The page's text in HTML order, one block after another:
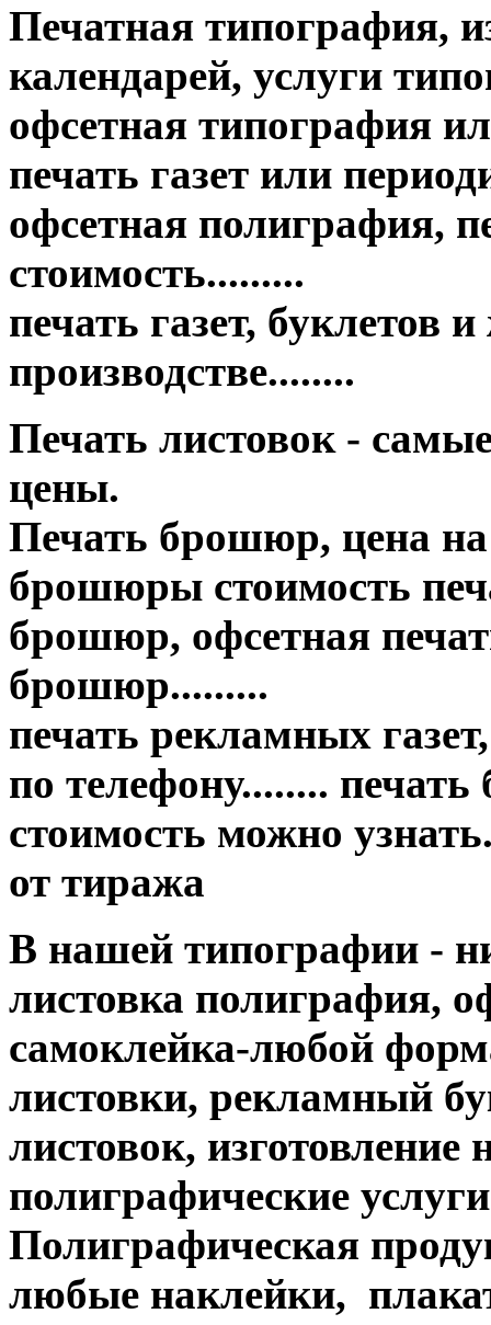
Печатная типография,
календарей, услуги
офсетная типография
печать газет или
офсетная полиграфия,
стоимость.........
печать газет, буклетов
производстве........
Печать листовок -
цены.
Печать брошюр, цена
брошюры стоимость
брошюр, офсетная
брошюр.........
печать рекламных
по телефону........
стоимость можно
от тиража
В нашей типографии -
листовка полиграфия,
самоклейка-любой
листовки, рекламный
листовок,
полиграфические
Полиграфическая
любые наклейки,